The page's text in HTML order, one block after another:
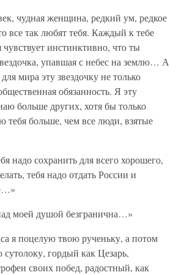
чудная женщина, редкий ум, редкое
все так любят тебя. Каждый к тебе
инстинктивно, что ты
упавшая с небес на землю… А
мира эту звездочку не только
обязанность. Я эту
больше других, хотя бы только
тебя больше, чем все люди, взятые
надо сохранить для всего хорошего,
тебя надо отдать России и
моей душой безгранична…»
я поцелую твою рученьку, а потом
гордый как Цезарь,
своих побед, радостный, как